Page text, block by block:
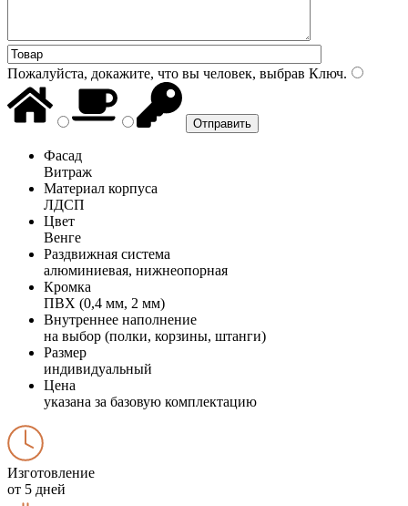
Пожалуйста, докажите, что вы человек, выбрав Ключ.
Фасад
Витраж
Материал корпуса
ЛДСП
Цвет
Венге
Раздвижная система
алюминиевая, нижнеопорная
Кромка
ПВХ (0,4 мм, 2 мм)
Внутреннее наполнение
на выбор (полки, корзины, штанги)
Размер
индивидуальный
Цена
указана за базовую комплектацию
Изготовление
от 5 дней